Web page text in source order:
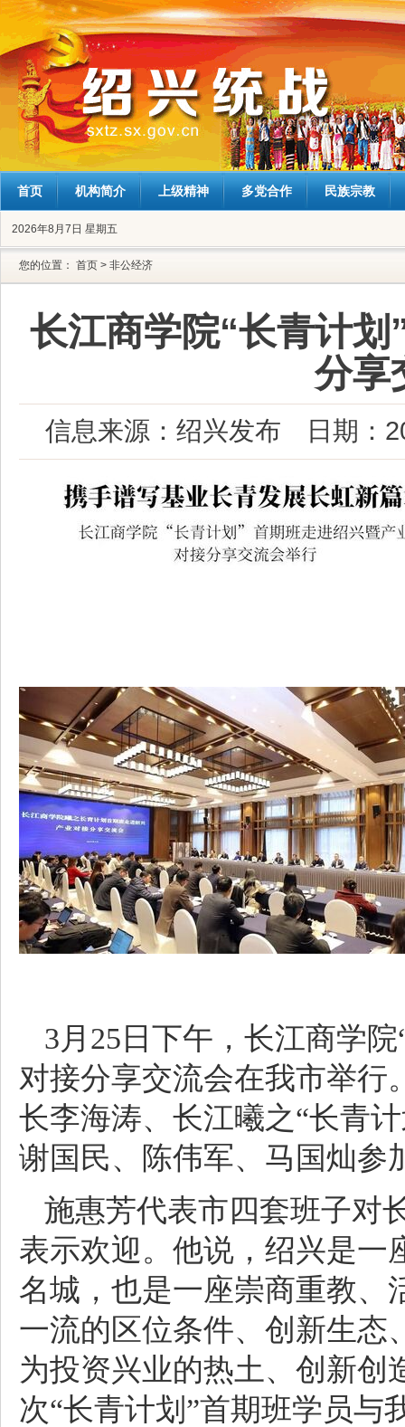
首页 机构简介 上级精神 多党合作 民族宗教
2026年8月7日 星期五
您的位置： 首页 > 非公经济
长江商学院“长青计
分享
信息来源：绍兴发布 日期：
3月25日下午，长江商学
对接分享交流会在我市举行
长李海涛、长江曦之“长青
谢国民、陈伟军、马国灿参
施惠芳代表市四套班子对
表示欢迎。他说，绍兴是一
名城，也是一座崇商重教、
一流的区位条件、创新生态
为投资兴业的热土、创新创
次“长青计划”首期班学员与